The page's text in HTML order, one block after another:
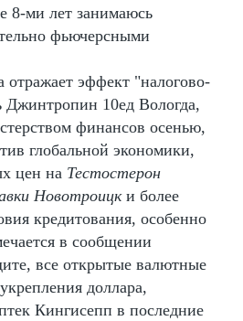
8-ми лет занимаюсь
фьючерсными
отражает эффект "налогово-
10ед Вологда,
финансов осенью,
глобальной экономики,
цен на Тестостерон
Новотроицки более
кредитования, особенно
в сообщении
все открытые валютные
доллара,
Кингисепп в последние